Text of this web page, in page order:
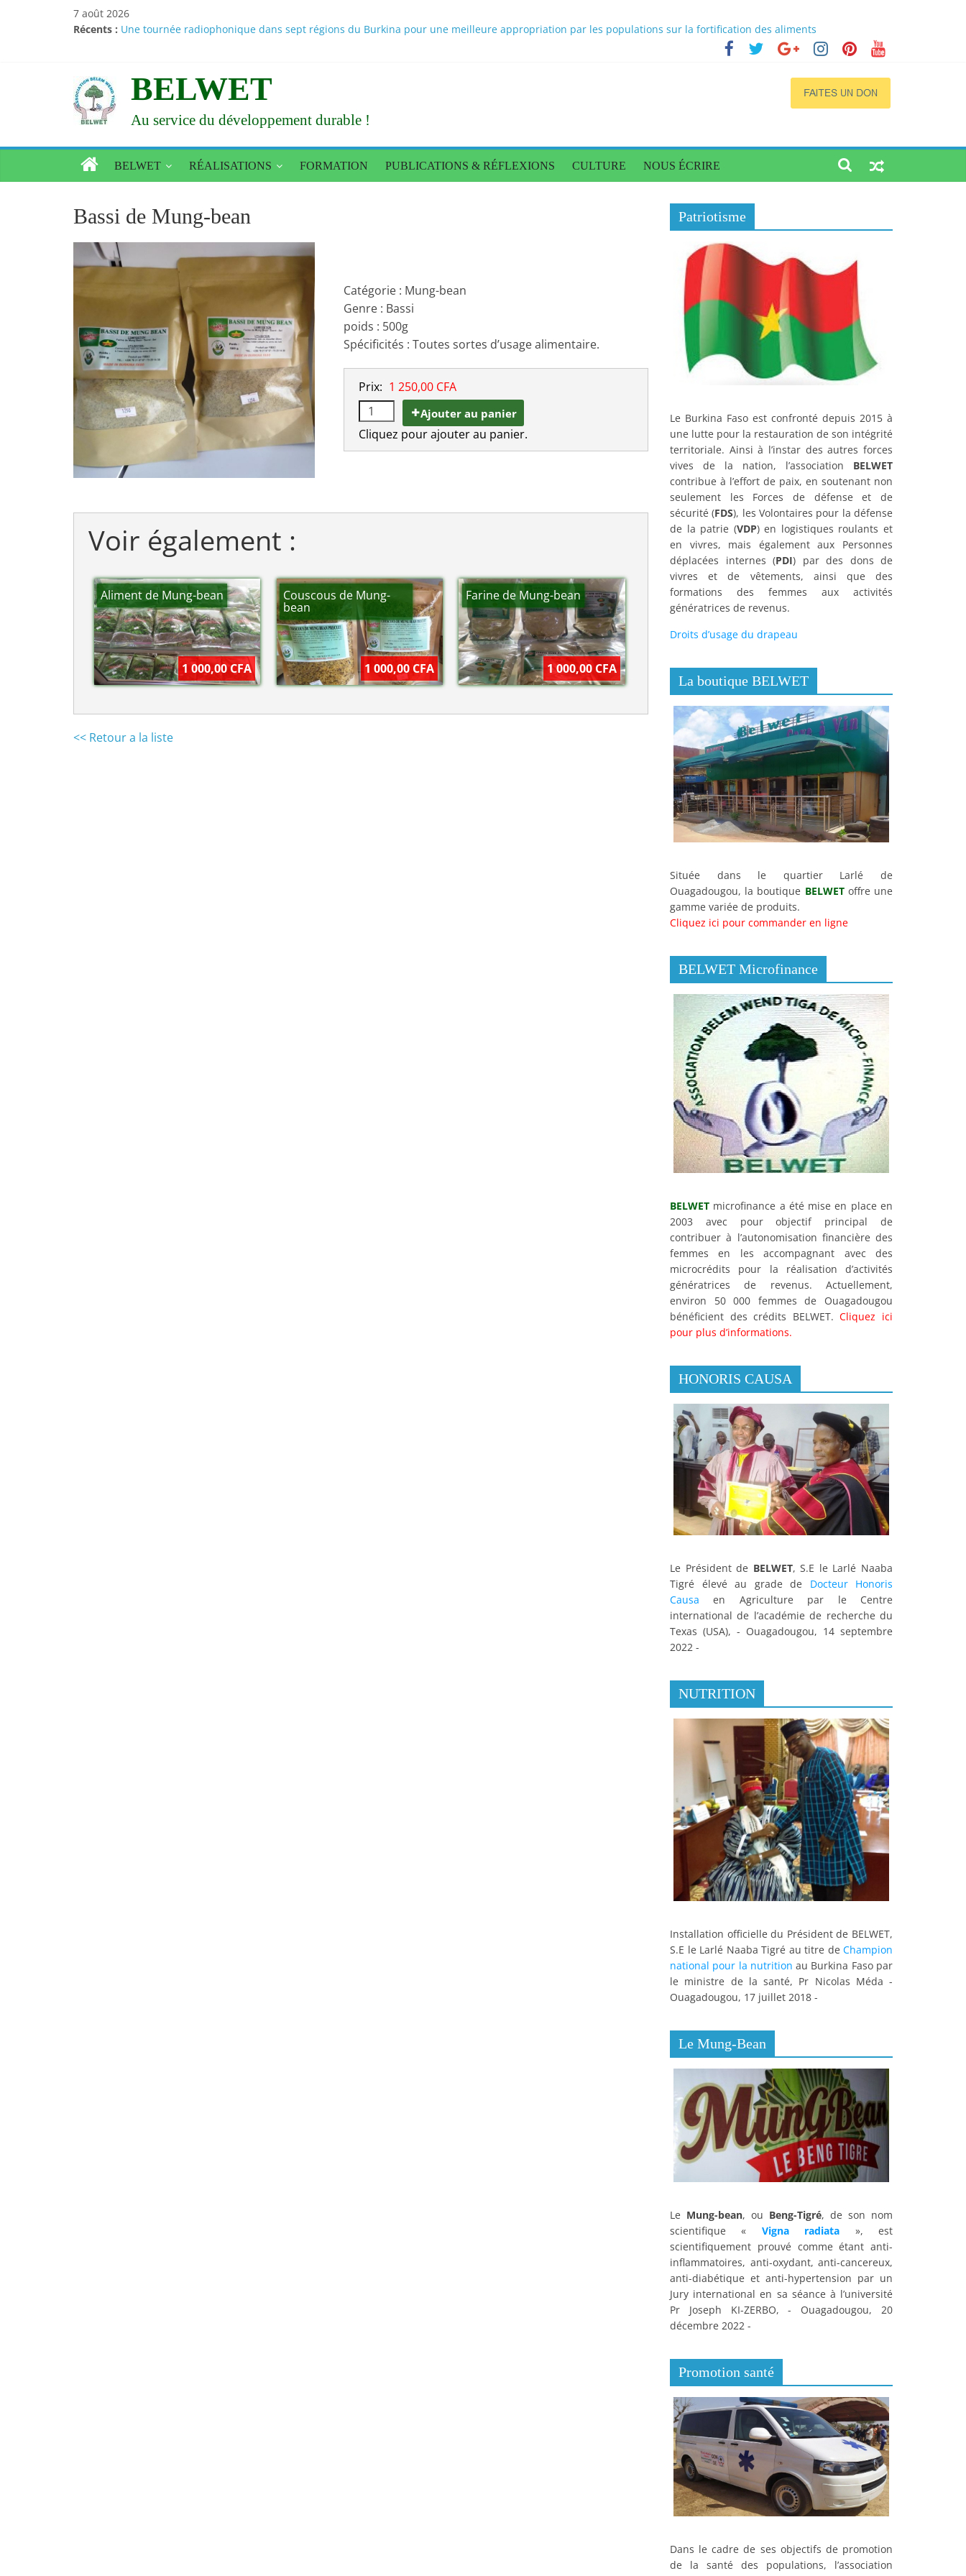
7 août 2026
Récents : Une tournée radiophonique dans sept régions du Burkina pour une meilleure appropriation par les populations sur la fortification des aliments
Amélioration de l’état alimentaire et nuritionnel des populations : une caravane de presse pour constater la situation dans quatre régions du Burkina
Le Larlé Naaba Tigré consacre sa XXXVI année de règne
Vœux du nouvel an 2026 : Le Larlé Naaba Tigré donne des orientations pour une production alimentaire endogène de qualité et accessible
BELWET
Au service du développement durable !
BELWET RÉALISATIONS FORMATION PUBLICATIONS & RÉFLEXIONS CULTURE NOUS ÉCRIRE
Bassi de Mung-bean
Catégorie : Mung-bean
Genre : Bassi
poids : 500g
Spécificités : Toutes sortes d’usage alimentaire.
Prix: 1 250,00 CFA
Ajouter au panier
Cliquez pour ajouter au panier.
Voir également :
Aliment de Mung-bean
1 000,00 CFA
Couscous de Mung-
bean
1 000,00 CFA
Farine de Mung-bean
1 000,00 CFA
<< Retour a la liste
Patriotisme
Le Burkina Faso est confronté depuis 2015 à
une lutte pour la restauration de son intégrité
territoriale. Ainsi à l’instar des autres forces
vives de la nation, l’association BELWET
contribue à l’effort de paix, en soutenant non
seulement les Forces de défense et de
sécurité (FDS), les Volontaires pour la défense
de la patrie (VDP) en logistiques roulants et
en vivres, mais également aux Personnes
déplacées internes (PDI) par des dons de
vivres et de vêtements, ainsi que des
formations des femmes aux activités
génératrices de revenus.
Droits d’usage du drapeau
La boutique BELWET
Située dans le quartier Larlé de
Ouagadougou, la boutique BELWEToffre une
gamme variée de produits.
Cliquez ici pour commander en ligne
BELWET Microfinance
BELWET microfinance a été mise en place en
2003 avec pour objectif principal de
contribuer à l’autonomisation financière des
femmes en les accompagnant avec des
microcrédits pour la réalisation d’activités
génératrices de revenus. Actuellement,
environ 50 000 femmes de Ouagadougou
bénéficient des crédits BELWET.Cliquez ici
pour plus d’informations.
HONORIS CAUSA
Le Président de BELWET, S.E le Larlé Naaba
Tigré élevé au grade de Docteur Honoris
Causa en Agriculture par le Centre
international de l’académie de recherche du
Texas (USA), - Ouagadougou, 14 septembre
2022 -
NUTRITION
Installation officielle du Président de BELWET,
S.E le Larlé Naaba Tigré au titre de Champion
national pour la nutrition au Burkina Faso par
le ministre de la santé, Pr Nicolas Méda -
Ouagadougou, 17 juillet 2018 -
Le Mung-Bean
Le Mung-bean, ou Beng-Tigré, de son nom
scientifique « Vigna radiata », est
scientifiquement prouvé comme étant anti-
inflammatoires, anti-oxydant, anti-cancereux,
anti-diabétique et anti-hypertension par un
Jury international en sa séance à l’université
Pr Joseph KI-ZERBO, - Ouagadougou, 20
décembre 2022 -
Promotion santé
Dans le cadre de ses objectifs de promotion
de la santé des populations, l’association